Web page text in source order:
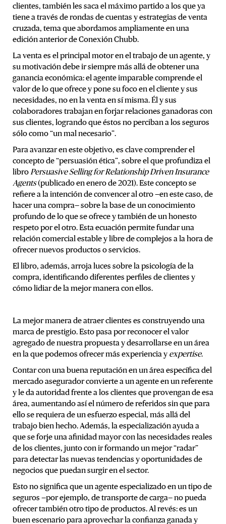
clientes, también les saca el máximo partido a los que ya
tiene a través de rondas de cuentas y estrategias de venta
cruzada, tema que abordamos ampliamente en una
edición anterior de Conexión Chubb.
La venta es el principal motor en el trabajo de un agente, y
su motivación debe ir siempre más allá de obtener una
ganancia económica: el agente imparable comprende el
valor de lo que ofrece y pone su foco en el cliente y sus
necesidades, no en la venta en sí misma. Él y sus
colaboradores trabajan en forjar relaciones ganadoras con
sus clientes, logrando que éstos no perciban a los seguros
sólo como “un mal necesario”.
Para avanzar en este objetivo, es clave comprender el
concepto de “persuasión ética”, sobre el que profundiza el
libro Persuasive Selling for Relationship Driven Insurance
Agents(publicado en enero de 2021). Este concepto se
refiere a la intención de convencer al otro —en este caso, de
hacer una compra— sobre la base de un conocimiento
profundo de lo que se ofrece y también de un honesto
respeto por el otro. Esta ecuación permite fundar una
relación comercial estable y libre de complejos a la hora de
ofrecer nuevos productos o servicios.
El libro, además, arroja luces sobre la psicología de la
compra, identificando diferentes perfiles de clientes y
cómo lidiar de la mejor manera con ellos.
La mejor manera de atraer clientes es construyendo una
marca de prestigio. Esto pasa por reconocer el valor
agregado de nuestra propuesta y desarrollarse en un área
en la que podemos ofrecer más experiencia y expertise.
Contar con una buena reputación en un área específica del
mercado asegurador convierte a un agente en un referente
y le da autoridad frente a los clientes que provengan de esa
área, aumentando así el número de referidos sin que para
ello se requiera de un esfuerzo especial, más allá del
trabajo bien hecho. Además, la especialización ayuda a
que se forje una afinidad mayor con las necesidades reales
de los clientes, junto con ir formando un mejor “radar”
para detectar las nuevas tendencias y oportunidades de
negocios que puedan surgir en el sector.
Esto no significa que un agente especializado en un tipo de
seguros —por ejemplo, de transporte de carga— no pueda
ofrecer también otro tipo de productos. Al revés: es un
buen escenario para aprovechar la confianza ganada y